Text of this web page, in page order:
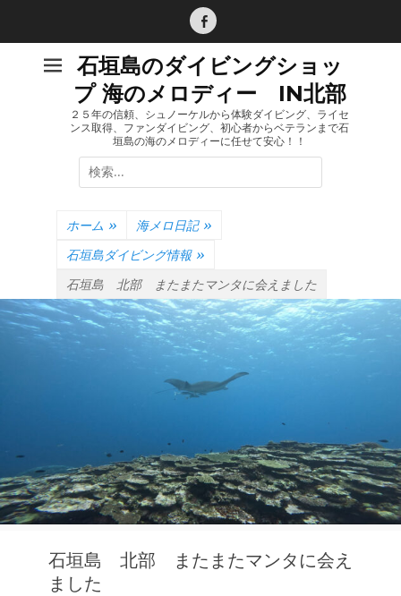
Facebook
石垣島のダイビングショッ
プ 海のメロディー IN北部
２５年の信頼、シュノーケルから体験ダイビング、ライセ
ンス取得、ファンダイビング、初心者からベテランまで石
垣島の海のメロディーに任せて安心！！
検
索:
ホーム » 海メロ日記 »
石垣島ダイビング情報 »
石垣島 北部 またまたマンタに会えました
石垣島 北部 またまたマンタに会え
ました